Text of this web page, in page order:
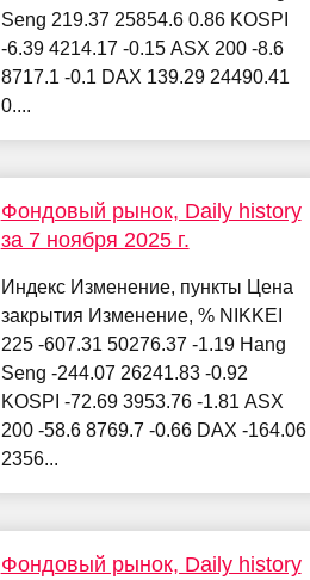
Seng 219.37 25854.6 0.86 KOSPI
-6.39 4214.17 -0.15 ASX 200 -8.6
8717.1 -0.1 DAX 139.29 24490.41
0....
Фондовый рынок, Daily history
за 7 ноября 2025 г.
Индекс Изменение, пункты Цена
закрытия Изменение, % NIKKEI
225 -607.31 50276.37 -1.19 Hang
Seng -244.07 26241.83 -0.92
KOSPI -72.69 3953.76 -1.81 ASX
200 -58.6 8769.7 -0.66 DAX -164.06
2356...
Фондовый рынок, Daily history